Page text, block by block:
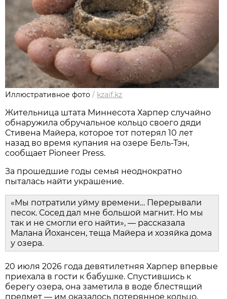
Иллюстративное фото / kzaif.kz
Жительница штата Миннесота Харпер случайно
обнаружила обручальное кольцо своего дяди
Стивена Майера, которое тот потерял 10 лет
назад во время купания на озере Бель-Тэн,
сообщает Pioneer Press.
За прошедшие годы семья неоднократно
пыталась найти украшение.
«Мы потратили уйму времени… Перерывали
песок. Сосед дал мне большой магнит. Но мы
так и не смогли его найти», — рассказала
Малана Йохансен, теща Майера и хозяйка дома
у озера.
20 июля 2026 года девятилетняя Харпер впервые
приехала в гости к бабушке. Спустившись к
берегу озера, она заметила в воде блестящий
предмет — им оказалось потерянное кольцо.